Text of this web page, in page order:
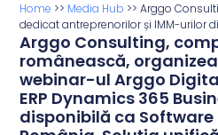
Home >> Media Hub >>Arggo
dedicat antreprenorilor și IMM-urilor
Arggo Consulting,
românească,
webinar-ul Arggo
ERP Dynamics 365
disponibilă ca Software